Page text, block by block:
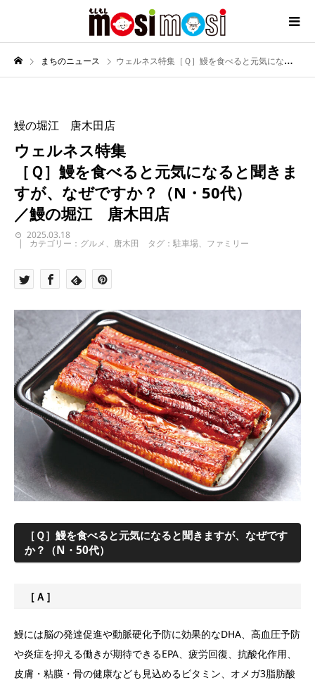
まちのニュース ウェルネス特集［Ｑ］鰻を食べると元気になると聞きますが、なぜですか？（N・50代）／鰻の堀江 唐木田店
鰻の堀江 唐木田店
ウェルネス特集
［Ｑ］鰻を食べると元気になると聞きま
すが、なぜですか？（N・50代）
／鰻の堀江 唐木田店
2025.03.18
カテゴリー：グルメ、唐木田 タグ：駐車場、ファミリー
［Ｑ］鰻を食べると元気になると聞きますが、なぜです
か？（N・50代）
［Ａ］
鰻には脳の発達促進や動脈硬化予防に効果的なDHA、高血圧予防
や炎症を抑える働きが期待できるEPA、疲労回復、抗酸化作用、
皮膚・粘膜・骨の健康なども見込めるビタミン、オメガ3脂肪酸